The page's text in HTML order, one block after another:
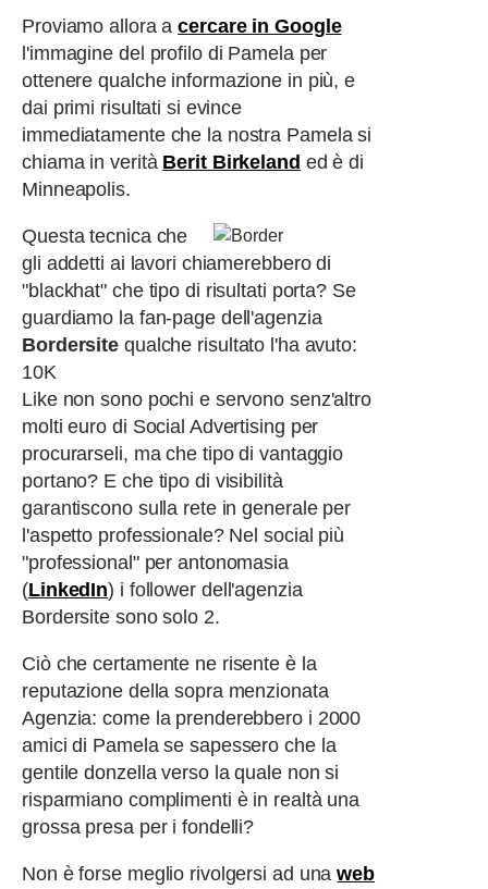
Proviamo allora acercare in Google
l'immagine del profilo di Pamela per
ottenere qualche informazione in più, e
dai primi risultati si evince
immediatamente che la nostra Pamela si
chiama in verità Berit Birkeland ed è di
Minneapolis.
Questa tecnica che
gli addetti ai lavori chiamerebbero di
"blackhat" che tipo di risultati porta? Se
guardiamo la fan-page dell'agenzia
Bordersite qualche risultato l'ha avuto:
10K
Like non sono pochi e servono senz'altro
molti euro di Social Advertising per
procurarseli, ma che tipo di vantaggio
portano? E che tipo di visibilità
garantiscono sulla rete in generale per
l'aspetto professionale? Nel social più
"professional" per antonomasia
(LinkedIn) i follower dell'agenzia
Bordersite sono solo 2.
Ciò che certamente ne risente è la
reputazione della sopra menzionata
Agenzia: come la prenderebbero i 2000
amici di Pamela se sapessero che la
gentile donzella verso la quale non si
risparmiano complimenti è in realtà una
grossa presa per i fondelli?
Non è forse meglio rivolgersi ad unaweb